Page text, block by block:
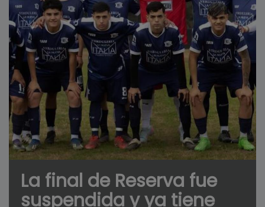
La final de Reserva fue
suspendida y ya tiene